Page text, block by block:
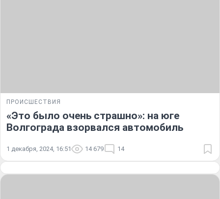
ПРОИСШЕСТВИЯ
«Это было очень страшно»: на юге
Волгограда взорвался автомобиль
1 декабря, 2024, 16:51 14 679 14